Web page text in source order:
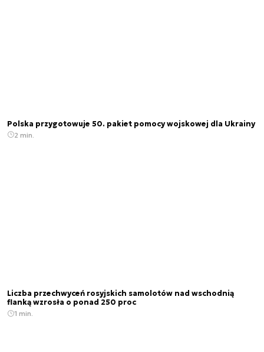
Polska przygotowuje 50. pakiet pomocy wojskowej dla Ukrainy
2 min.
Liczba przechwyceń rosyjskich samolotów nad wschodnią
flanką wzrosła o ponad 250 proc
1 min.